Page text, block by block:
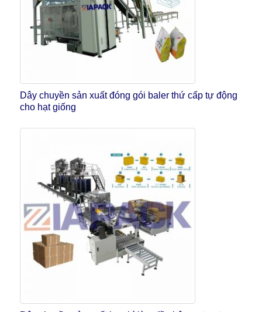
Dây chuyền sản xuất đóng gói baler thứ cấp tự động
cho hạt giống